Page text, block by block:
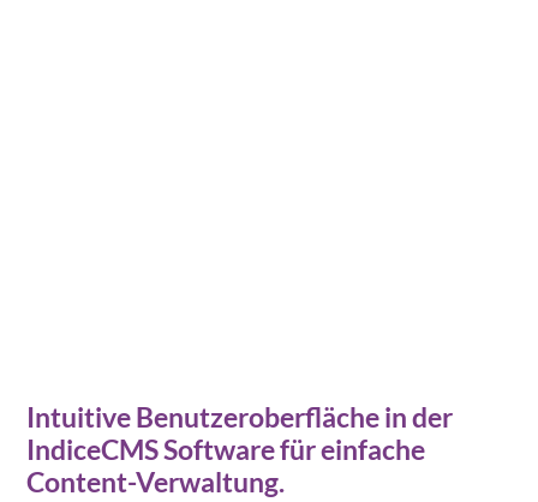
Intuitive Benutzeroberfläche in der
IndiceCMS Software für einfache
Content-Verwaltung.